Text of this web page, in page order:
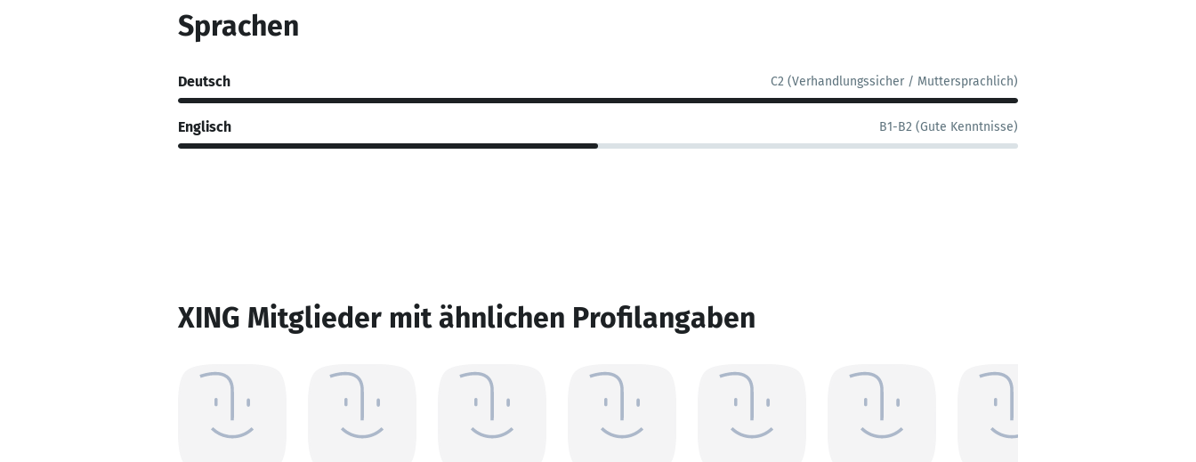
Sprachen
Deutsch C2 (Verhandlungssicher / Muttersprachlich)
Englisch B1-B2 (Gute Kenntnisse)
XING Mitglieder mit ähnlichen Profilangaben